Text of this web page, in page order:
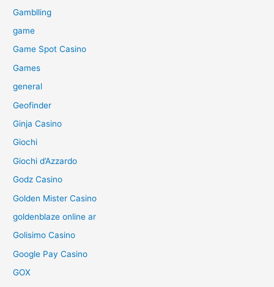
Gamblling
game
Game Spot Casino
Games
general
Geofinder
Ginja Casino
Giochi
Giochi d’Azzardo
Godz Casino
Golden Mister Casino
goldenblaze online ar
Golisimo Casino
Google Pay Casino
GOX